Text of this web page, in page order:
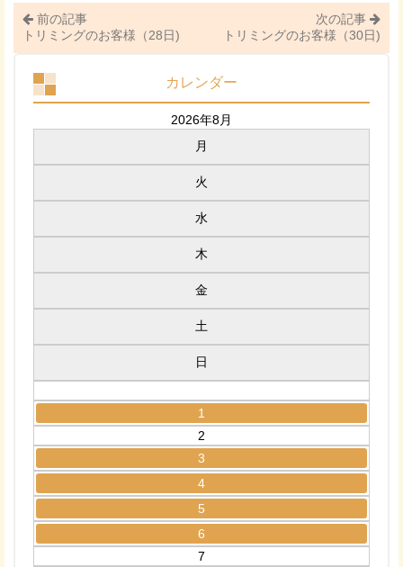
前の記事
トリミングのお客様（28日)
次の記事
トリミングのお客様（30日)
カレンダー
2026年8月
月
火
水
木
金
土
日
1
2
3
4
5
6
7